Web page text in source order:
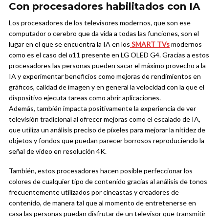
Con procesadores habilitados con IA
Los procesadores de los televisores modernos, que son ese
computador o cerebro que da vida a todas las funciones, son el
lugar en el que se encuentra la IA en los SMART TVsmodernos
como es el caso del α11 presente en LG OLED G4. Gracias a estos
procesadores las personas pueden sacar el máximo provecho a la
IA y experimentar beneficios como mejoras de rendimientos en
gráficos, calidad de imagen y en general la velocidad con la que el
dispositivo ejecuta tareas como abrir aplicaciones.
Además, también impacta positivamente la experiencia de ver
televisión tradicional al ofrecer mejoras como el escalado de IA,
que utiliza un análisis preciso de píxeles para mejorar la nitidez de
objetos y fondos que puedan parecer borrosos reproduciendo la
señal de video en resolución 4K.
También, estos procesadores hacen posible perfeccionar los
colores de cualquier tipo de contenido gracias al análisis de tonos
frecuentemente utilizados por cineastas y creadores de
contenido, de manera tal que al momento de entretenerse en
casa las personas puedan disfrutar de un televisor que transmitir